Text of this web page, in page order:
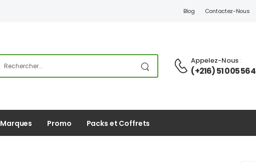
Blog Contactez-Nous
Appelez-Nous :
(+216) 51 005 564
Marques Promo Packs et Coffrets